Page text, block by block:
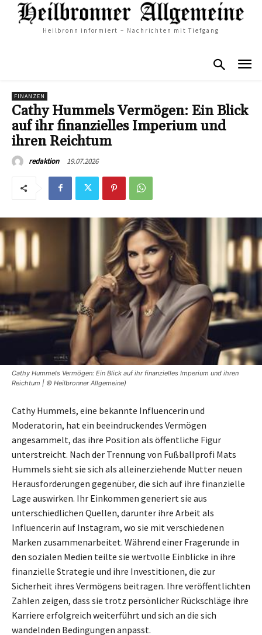
Heilbronn informiert – Nachrichten mit Tiefgang
FINANZEN
Cathy Hummels Vermögen: Ein Blick
auf ihr finanzielles Imperium und
ihren Reichtum
redaktion 19.07.2026
Cathy Hummels Vermögen: Ein Blick auf ihr finanzielles Imperium und ihren
Reichtum | © Heilbronner Allgemeine)
Cathy Hummels, eine bekannte Influencerin und
Moderatorin, hat ein beeindruckendes Vermögen
angesammelt, das ihre Position als öffentliche Figur
unterstreicht. Nach der Trennung von Fußballprofi Mats
Hummels sieht sie sich als alleinerziehende Mutter neuen
Herausforderungen gegenüber, die sich auf ihre finanzielle
Lage auswirken. Ihr Einkommen generiert sie aus
unterschiedlichen Quellen, darunter ihre Arbeit als
Influencerin auf Instagram, wo sie mit verschiedenen
Marken zusammenarbeitet. Während einer Fragerunde in
den sozialen Medien teilte sie wertvolle Einblicke in ihre
finanzielle Strategie und ihre Investitionen, die zur
Sicherheit ihres Vermögens beitragen. Ihre veröffentlichten
Zahlen zeigen, dass sie trotz persönlicher Rückschläge ihre
Karriere erfolgreich weiterführt und sich an die sich
wandelnden Bedingungen anpasst.